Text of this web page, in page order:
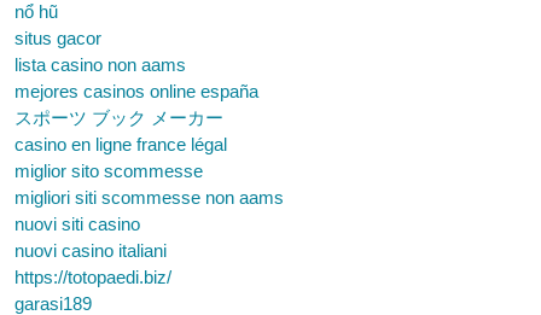
nổ hũ
situs gacor
lista casino non aams
mejores casinos online españa
スポーツ ブック メーカー
casino en ligne france légal
miglior sito scommesse
migliori siti scommesse non aams
nuovi siti casino
nuovi casino italiani
https://totopaedi.biz/
garasi189